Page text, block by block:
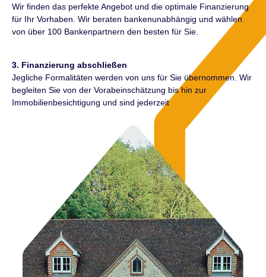
Wir finden das perfekte Angebot und die optimale Finanzierung
für Ihr Vorhaben. Wir beraten bankenunabhängig und wählen
von über 100 Bankenpartnern den besten für Sie.
3. Finanzierung abschließen
Jegliche Formalitäten werden von uns für Sie übernommen. Wir
begleiten Sie von der Vorabeinschätzung bis hin zur
Immobilienbesichtigung und sind jederzeit